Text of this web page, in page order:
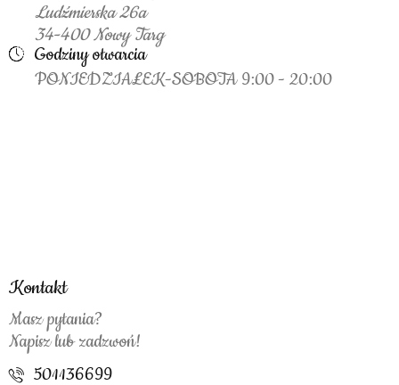
Ludźmierska 26a
34-400 Nowy Targ
Godziny otwarcia
PONIEDZIAŁEK-SOBOTA 9:00 - 20:00
Kontakt
Masz pytania?
Napisz lub zadzwoń!
501136699